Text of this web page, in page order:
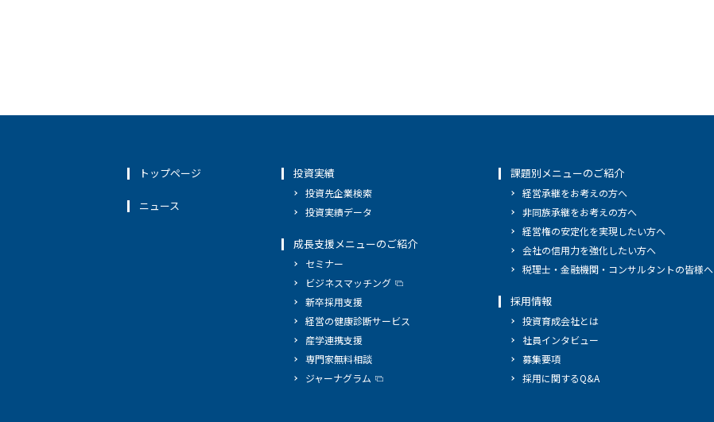
トップページ
ニュース
投資実績
投資先企業検索
投資実績データ
成長支援メニューのご紹介
セミナー
ビジネスマッチング
新卒採用支援
経営の健康診断サービス
産学連携支援
専門家無料相談
ジャーナグラム
課題別メニューのご紹介
経営承継をお考えの方へ
非同族承継をお考えの方へ
経営権の安定化を実現したい方へ
会社の信用力を強化したい方へ
税理士・金融機関・コンサルタントの皆様へ
採用情報
投資育成会社とは
社員インタビュー
募集要項
採用に関するQ&A